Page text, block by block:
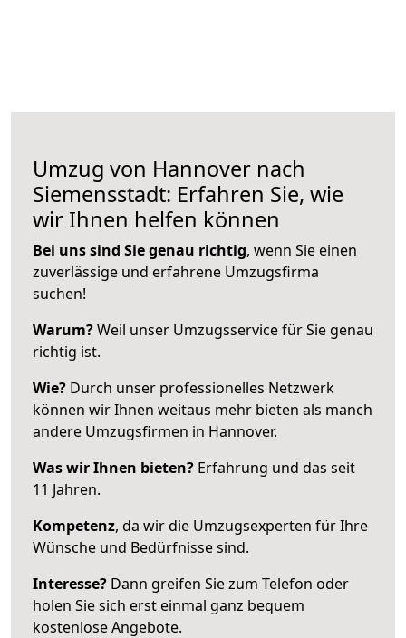
Umzug von Hannover nach
Siemensstadt: Erfahren Sie, wie
wir Ihnen helfen können
Bei uns sind Sie genau richtig, wenn Sie einen
zuverlässige und erfahrene Umzugsfirma
suchen!
Warum?Weil unser Umzugsservice für Sie genau
richtig ist.
Wie? Durch unser professionelles Netzwerk
können wir Ihnen weitaus mehr bieten als manch
andere Umzugsfirmen in Hannover.
Was wir Ihnen bieten? Erfahrung und das seit
11 Jahren.
Kompetenz, da wir die Umzugsexperten für Ihre
Wünsche und Bedürfnisse sind.
Interesse? Dann greifen Sie zum Telefon oder
holen Sie sich erst einmal ganz bequem
kostenlose Angebote.